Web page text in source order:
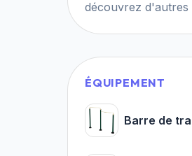
découvrez d'autres
ÉQUIPEMENT
Barre de